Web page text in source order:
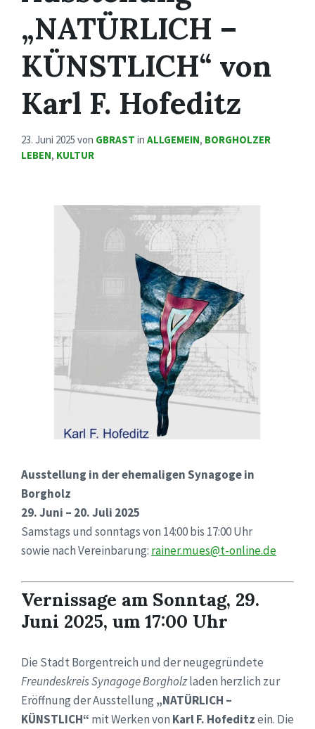
„NATÜRLICH –
KÜNSTLICH“ von
Karl F. Hofeditz
23. Juni 2025 von GBRAST in ALLGEMEIN, BORGHOLZER
LEBEN, KULTUR
Ausstellung in der ehemaligen Synagoge in
Borgholz
29. Juni – 20. Juli 2025
Samstags und sonntags von 14:00 bis 17:00 Uhr
sowie nach Vereinbarung: rainer.mues@t-online.de
Vernissage am Sonntag, 29.
Juni 2025, um 17:00 Uhr
Die Stadt Borgentreich und der neugegründete
Freundeskreis Synagoge Borgholzladen herzlich zur
Eröffnung der Ausstellung „NATÜRLICH –
KÜNSTLICH“ mit Werken von Karl F. Hofeditzein. Die